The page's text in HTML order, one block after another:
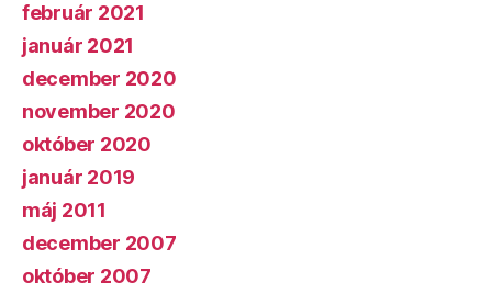
február 2021
január 2021
december 2020
november 2020
október 2020
január 2019
máj 2011
december 2007
október 2007